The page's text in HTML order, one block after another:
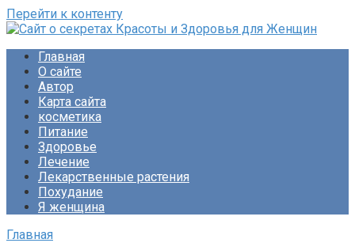
Перейти к контенту
Раскройте тайны ухода за собой, питания и народной
медицины. Советы по похудению и обретению женского
счастья. Будьте прекрасны!
Главная
О сайте
Автор
Карта сайта
косметика
Питание
Здоровье
Лечение
Лекарственные растения
Похудание
Я женщина
Главная